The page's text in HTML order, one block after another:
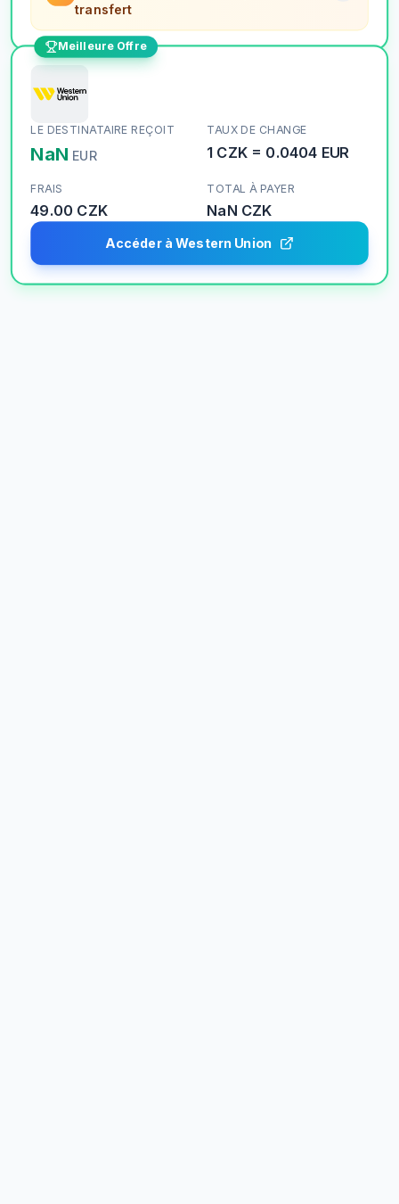
transfert
Meilleure Offre
LE DESTINATAIRE REÇOIT
NaN EUR
TAUX DE CHANGE
1 CZK = 0.0404 EUR
FRAIS
49.00 CZK
TOTAL À PAYER
NaN CZK
Accéder à Western Union